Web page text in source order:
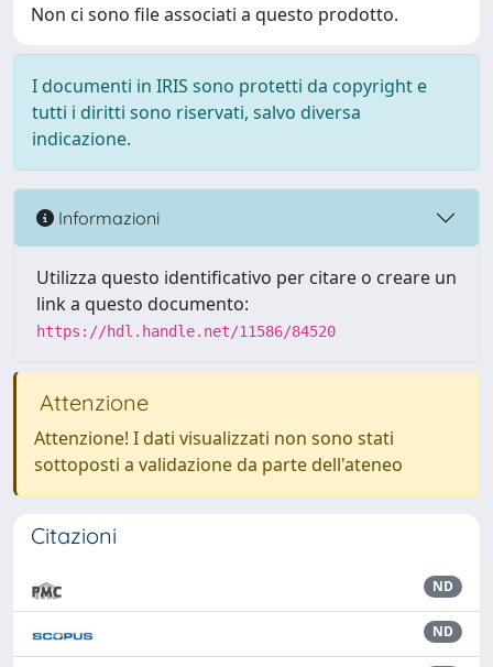
Non ci sono file associati a questo prodotto.
I documenti in IRIS sono protetti da copyright e
tutti i diritti sono riservati, salvo diversa
indicazione.
Informazioni
Utilizza questo identificativo per citare o creare un
link a questo documento:
https://hdl.handle.net/11586/84520
Attenzione
Attenzione! I dati visualizzati non sono stati
sottoposti a validazione da parte dell'ateneo
Citazioni
ND
ND